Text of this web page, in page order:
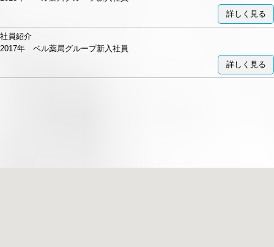
詳しく見る
社員紹介
2017年 ベル薬局グループ新入社員
詳しく見る